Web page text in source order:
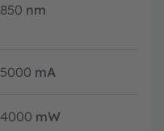
850 nm
5000 mA
4000 mW